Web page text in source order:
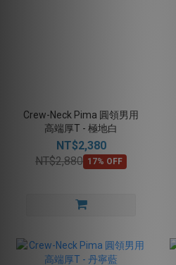
Crew-Neck Pima 圓領男用
高端厚T - 極地白
NT$2,380
NT$2,880 17% OFF